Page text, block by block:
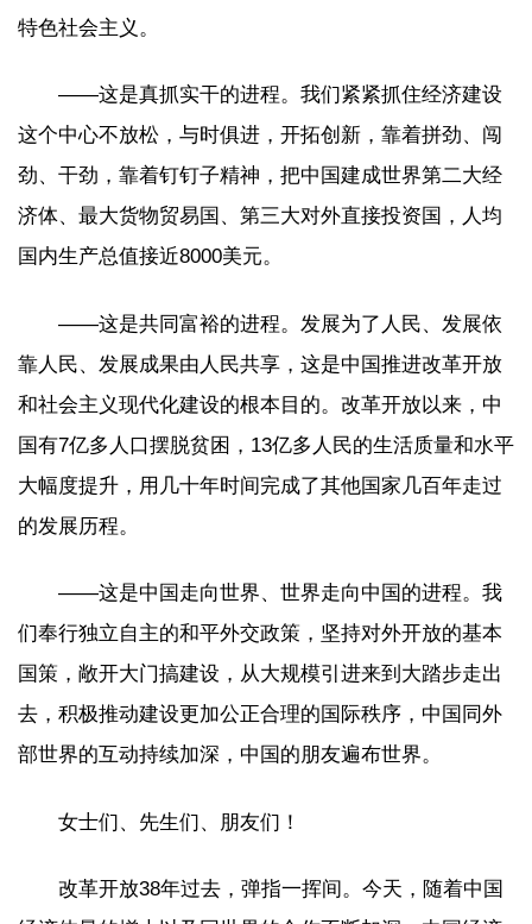
特色社会主义。
——这是真抓实干的进程。我们紧紧抓住经济建设
这个中心不放松，与时俱进，开拓创新，靠着拼劲、闯
劲、干劲，靠着钉钉子精神，把中国建成世界第二大经
济体、最大货物贸易国、第三大对外直接投资国，人均
国内生产总值接近8000美元。
——这是共同富裕的进程。发展为了人民、发展依
靠人民、发展成果由人民共享，这是中国推进改革开放
和社会主义现代化建设的根本目的。改革开放以来，中
国有7亿多人口摆脱贫困，13亿多人民的生活质量和水平
大幅度提升，用几十年时间完成了其他国家几百年走过
的发展历程。
——这是中国走向世界、世界走向中国的进程。我
们奉行独立自主的和平外交政策，坚持对外开放的基本
国策，敞开大门搞建设，从大规模引进来到大踏步走出
去，积极推动建设更加公正合理的国际秩序，中国同外
部世界的互动持续加深，中国的朋友遍布世界。
女士们、先生们、朋友们！
改革开放38年过去，弹指一挥间。今天，随着中国